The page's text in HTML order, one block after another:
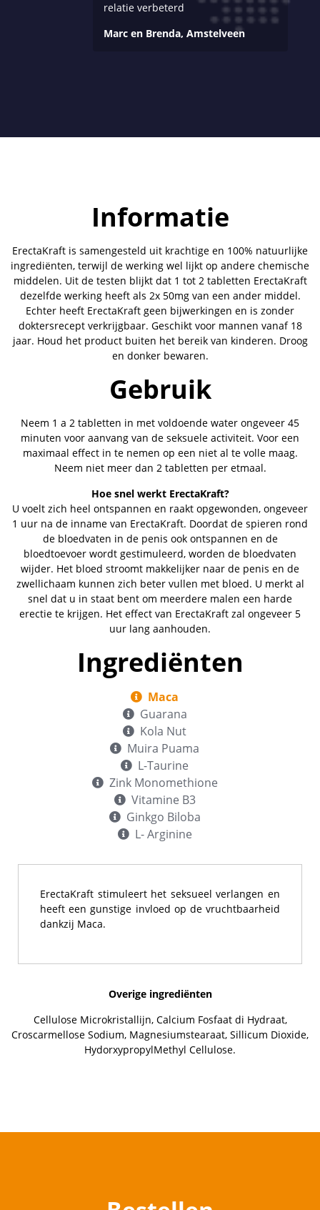
relatie verbeterd
Marc en Brenda, Amstelveen
Informatie
ErectaKraft is samengesteld uit krachtige en 100% natuurlijke
ingrediënten, terwijl de werking wel lijkt op andere chemische
middelen. Uit de testen blijkt dat 1 tot 2 tabletten ErectaKraft
dezelfde werking heeft als 2x 50mg van een ander middel.
Echter heeft ErectaKraft geen bijwerkingen en is zonder
doktersrecept verkrijgbaar. Geschikt voor mannen vanaf 18
jaar. Houd het product buiten het bereik van kinderen. Droog
en donker bewaren.
Gebruik
Neem 1 a 2 tabletten in met voldoende water ongeveer 45
minuten voor aanvang van de seksuele activiteit. Voor een
maximaal effect in te nemen op een niet al te volle maag.
Neem niet meer dan 2 tabletten per etmaal.
Hoe snel werkt ErectaKraft?
U voelt zich heel ontspannen en raakt opgewonden, ongeveer
1 uur na de inname van ErectaKraft. Doordat de spieren rond
de bloedvaten in de penis ook ontspannen en de
bloedtoevoer wordt gestimuleerd, worden de bloedvaten
wijder. Het bloed stroomt makkelijker naar de penis en de
zwellichaam kunnen zich beter vullen met bloed. U merkt al
snel dat u in staat bent om meerdere malen een harde
erectie te krijgen. Het effect van ErectaKraft zal ongeveer 5
uur lang aanhouden.
Ingrediënten
Maca
Guarana
Kola Nut
Muira Puama
L-Taurine
Zink Monomethione
Vitamine B3
Ginkgo Biloba
L- Arginine
ErectaKraft stimuleert het seksueel verlangen en
heeft een gunstige invloed op de vruchtbaarheid
dankzij Maca.
Overige ingrediënten
Cellulose Microkristallijn, Calcium Fosfaat di Hydraat,
Croscarmellose Sodium, Magnesiumstearaat, Sillicum Dioxide,
HydorxypropylMethyl Cellulose.